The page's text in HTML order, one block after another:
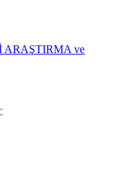
ARAŞTIRMA ve